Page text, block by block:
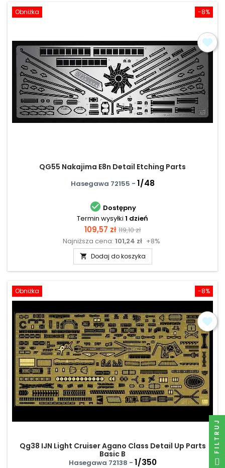
-8%
Obniżka
QG55 Nakajima E8n Detail Etching Parts
Hasegawa 72155 - 1/48
 Dostępny
Termin wysyłki 1 dzień
Cena
109,57 zł Cena
podstawowa
119,10 zł
Najniższa cena: 101,24 zł +8%
 Dodaj do koszyka
-8%
Obniżka
Qg38 IJN Light Cruiser Agano Class Detail Up Parts
Basic B
Hasegawa 72138 - 1/350
FILTRUJ